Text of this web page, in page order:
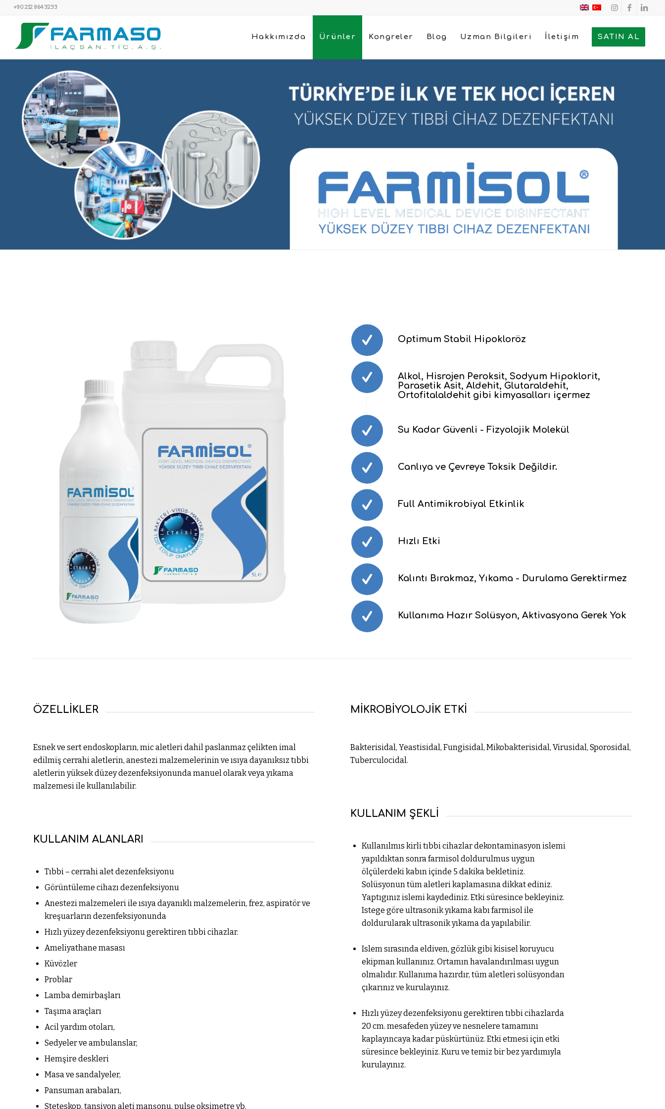
+90 212 864 3233
Hakkımızda Ürünler Kongreler Blog Uzman Bilgileri İletişim SATIN AL
Optimum Stabil Hipokloröz
Alkol, Hisrojen Peroksit, Sodyum Hipoklorit,
Parasetik Asit, Aldehit, Glutaraldehit,
Ortofitalaldehit gibi kimyasalları içermez
Su Kadar Güvenli - Fizyolojik Molekül
Canlıya ve Çevreye Toksik Değildir.
Full Antimikrobiyal Etkinlik
Hızlı Etki
Kalıntı Bırakmaz, Yıkama - Durulama Gerektirmez
Kullanıma Hazır Solüsyon, Aktivasyona Gerek Yok
ÖZELLİKLER
Esnek ve sert endoskopların, mic aletleri dahil paslanmaz çelikten imal
edilmiş cerrahi aletlerin, anestezi malzemelerinin ve ısıya dayanıksız tıbbi
aletlerin yüksek düzey dezenfeksiyonunda manuel olarak veya yıkama
malzemesi ile kullanılabilir.
KULLANIM ALANLARI
Tıbbi – cerrahi alet dezenfeksiyonu
Görüntüleme cihazı dezenfeksiyonu
Anestezi malzemeleri ile ısıya dayanıklı malzemelerin, frez, aspiratör ve
kreşuarların dezenfeksiyonunda
Hızlı yüzey dezenfeksiyonu gerektiren tıbbi cihazlar.
Ameliyathane masası
Küvözler
Problar
Lamba demirbaşları
Taşıma araçları
Acil yardım otoları,
Sedyeler ve ambulanslar,
Hemşire deskleri
Masa ve sandalyeler,
Pansuman arabaları,
Steteskop, tansiyon aleti manşonu, pulse oksimetre vb.
MİKROBİYOLOJİK ETKİ
Bakterisidal, Yeastisidal, Fungisidal, Mikobakterisidal, Virusidal, Sporosidal,
Tuberculocidal.
KULLANIM ŞEKLİ
Kullanılmıs kirli tıbbi cihazlar dekontaminasyon islemi
yapıldıktan sonra farmisol doldurulmus uygun
ölçülerdeki kabın içinde 5 dakika bekletiniz.
Solüsyonun tüm aletleri kaplamasına dikkat ediniz.
Yaptıgınız islemi kaydediniz. Etki süresince bekleyiniz.
Istege göre ultrasonik yıkama kabı farmisol ile
doldurularak ultrasonik yıkama da yapılabilir.
Islem sırasında eldiven, gözlük gibi kisisel koruyucu
ekipman kullanınız. Ortamın havalandırılması uygun
olmalıdır. Kullanıma hazırdır, tüm aletleri solüsyondan
çıkarınız ve kurulayınız.
Hızlı yüzey dezenfeksiyonu gerektiren tıbbi cihazlarda
20 cm. mesafeden yüzey ve nesnelere tamamını
kaplayıncaya kadar püskürtünüz. Etki etmesi için etki
süresince bekleyiniz. Kuru ve temiz bir bez yardımıyla
kurulayınız.